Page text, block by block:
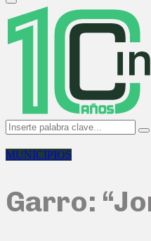
Primary
Menu
Search
for:
MUNICIPIOS
Garro: